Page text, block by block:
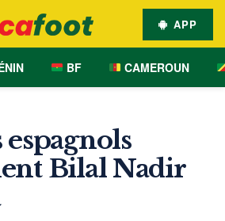
APP
BF CAMEROUN
Bilal Nadir